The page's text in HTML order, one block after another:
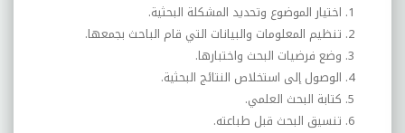
اختيار الموضوع وتحديد المشكلة البحثية.
تنظيم المعلومات والبيانات التي قام الباحث بجمعها.
وضع فرضيات البحث واختبارها.
الوصول إلى استخلاص النتائج البحثية.
كتابة البحث العلمي.
تنسيق البحث قبل طباعته.